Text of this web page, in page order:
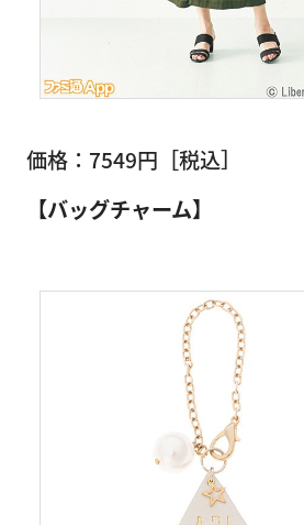
価格：7549円［税込］
【バッグチャーム】